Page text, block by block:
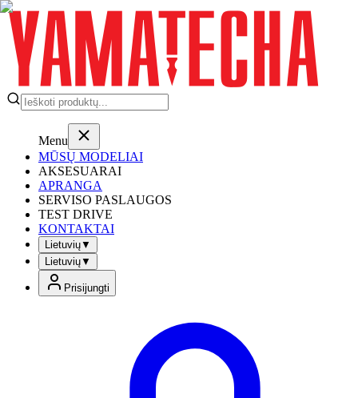
Menu
MŪSŲ MODELIAI
AKSESUARAI
APRANGA
SERVISO PASLAUGOS
TEST DRIVE
KONTAKTAI
Lietuvių▼
Lietuvių▼
Prisijungti